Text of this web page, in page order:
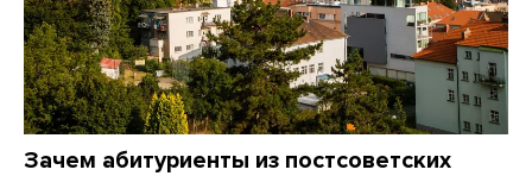
Зачем абитуриенты из постсоветских